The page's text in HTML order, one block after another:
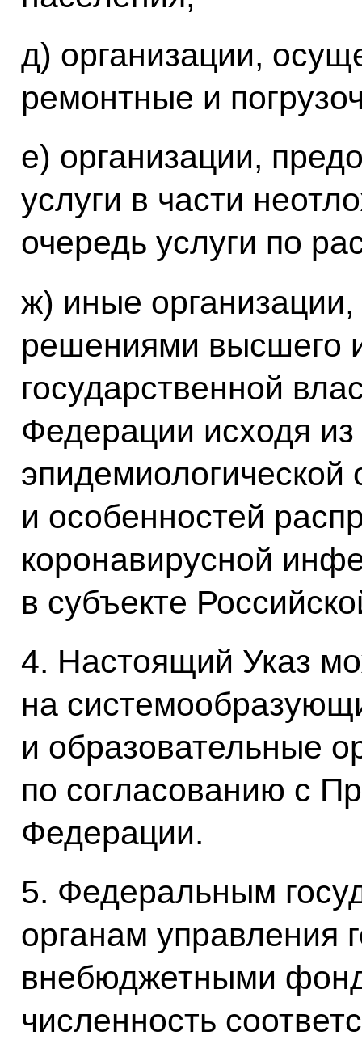
д) организации,
ремонтные и
е) организации,
услуги в части
очередь услуги по
ж) иные
решениями высшего
государственной
Федерации исходя
эпидемиологической
и особенностей
коронавирусной
в субъекте
4. Настоящий Указ
на
и образовательные
по согласованию с
Федерации.
5. Федеральным
органам управления
внебюджетными
численность